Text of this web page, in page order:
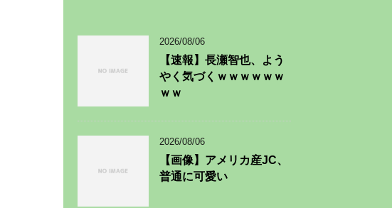
2026/08/06
【速報】長瀬智也、よう
やく気づくｗｗｗｗｗｗ
ｗｗ
2026/08/06
【画像】アメリカ産JC、
普通に可愛い